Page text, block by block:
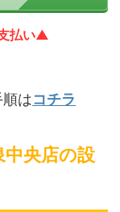
払い▲
はコチラ
央店の設